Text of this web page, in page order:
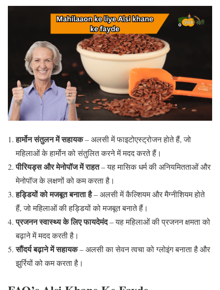
हार्मोन संतुलन में सहायक– अलसी में फाइटोएस्ट्रोजन होते हैं, जो
महिलाओं के हार्मोन को संतुलित करने में मदद करते हैं।
पीरियड्स और मेनोपॉज में राहत– यह मासिक धर्म की अनियमितताओं और
मेनोपॉज के लक्षणों को कम करता है।
हड्डियों को मजबूत बनाता है– अलसी में कैल्शियम और मैग्नीशियम होते
हैं, जो महिलाओं की हड्डियों को मजबूत बनाते हैं।
प्रजनन स्वास्थ्य के लिए फायदेमंद– यह महिलाओं की प्रजनन क्षमता को
बढ़ाने में मदद करती है।
सौंदर्य बढ़ाने में सहायक– अलसी का सेवन त्वचा को ग्लोइंग बनाता है और
झुर्रियों को कम करता है।